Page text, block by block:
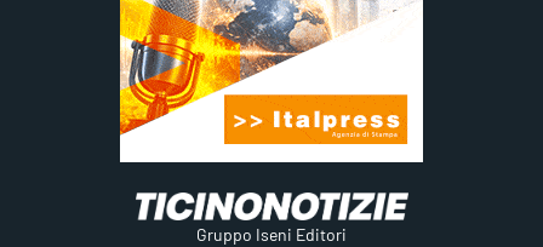
Gruppo Iseni Editori